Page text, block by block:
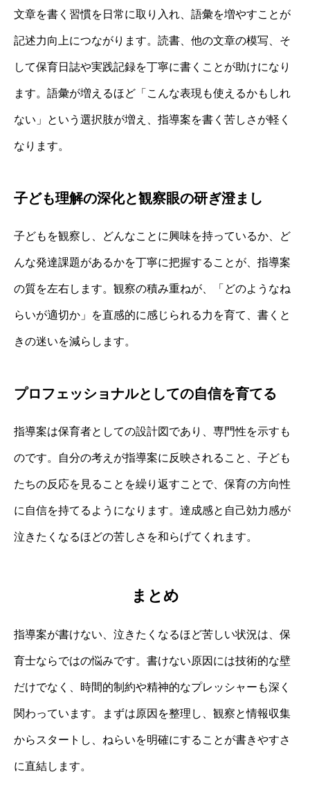
文章を書く習慣を日常に取り入れ、語彙を増やすことが
記述力向上につながります。読書、他の文章の模写、そ
して保育日誌や実践記録を丁寧に書くことが助けになり
ます。語彙が増えるほど「こんな表現も使えるかもしれ
ない」という選択肢が増え、指導案を書く苦しさが軽く
なります。
子ども理解の深化と観察眼の研ぎ澄まし
子どもを観察し、どんなことに興味を持っているか、ど
んな発達課題があるかを丁寧に把握することが、指導案
の質を左右します。観察の積み重ねが、「どのようなね
らいが適切か」を直感的に感じられる力を育て、書くと
きの迷いを減らします。
プロフェッショナルとしての自信を育てる
指導案は保育者としての設計図であり、専門性を示すも
のです。自分の考えが指導案に反映されること、子ども
たちの反応を見ることを繰り返すことで、保育の方向性
に自信を持てるようになります。達成感と自己効力感が
泣きたくなるほどの苦しさを和らげてくれます。
まとめ
指導案が書けない、泣きたくなるほど苦しい状況は、保
育士ならではの悩みです。書けない原因には技術的な壁
だけでなく、時間的制約や精神的なプレッシャーも深く
関わっています。まずは原因を整理し、観察と情報収集
からスタートし、ねらいを明確にすることが書きやすさ
に直結します。